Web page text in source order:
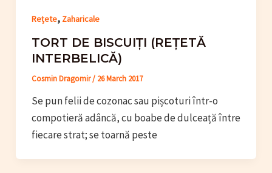
Rețete, Zaharicale
TORT DE BISCUIȚI (REȚETĂ
INTERBELICĂ)
Cosmin Dragomir/ 26 March 2017
Se pun felii de cozonac sau pișcoturi într-o
compotieră adâncă, cu boabe de dulceață între
fiecare strat; se toarnă peste